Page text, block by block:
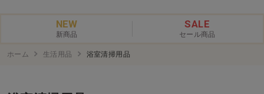
NEW
新商品
SALE
セール商品
ホーム 生活用品 浴室清掃用品